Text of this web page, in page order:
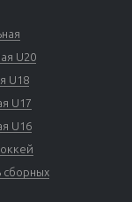
U20
U18
U17
U16
сборных